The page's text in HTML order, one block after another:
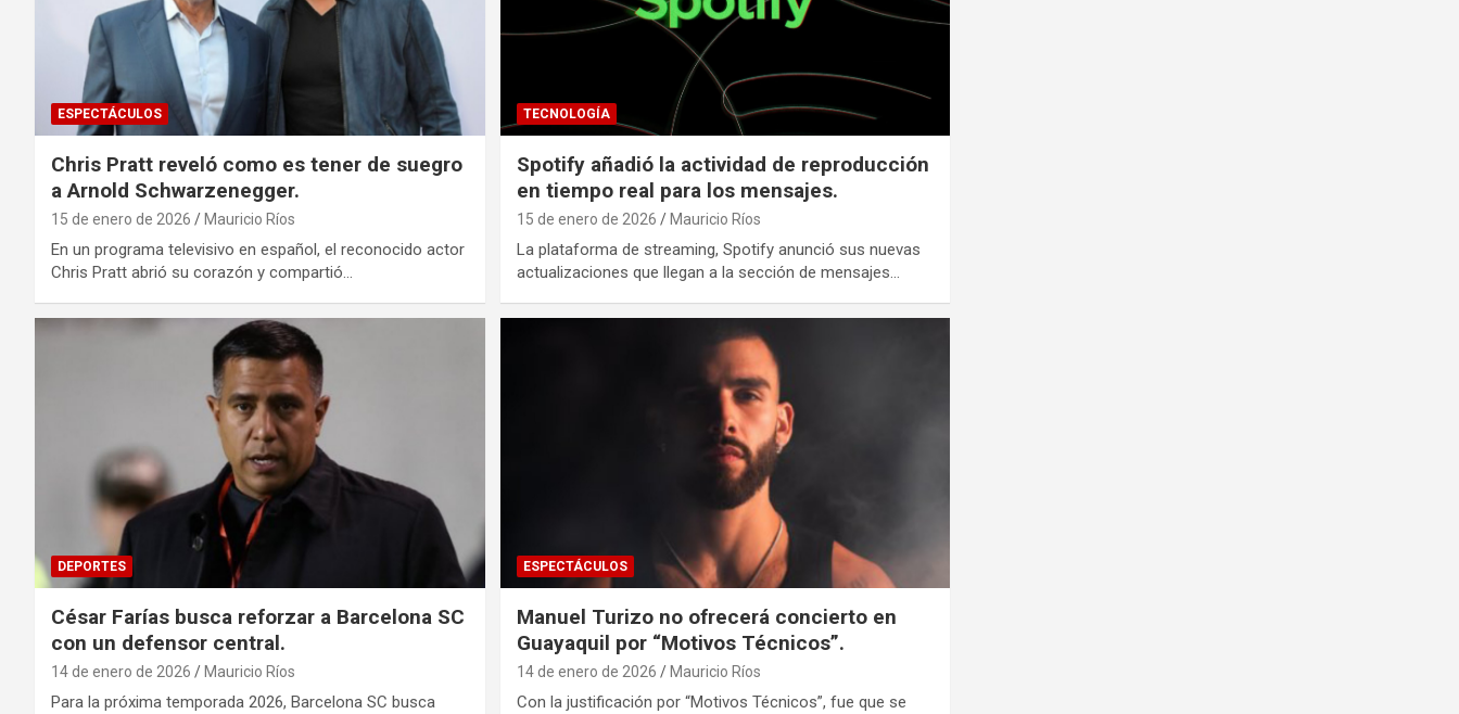
ESPECTÁCULOS
Chris Pratt reveló como es tener de suegro
a Arnold Schwarzenegger.
15 de enero de 2026 Mauricio Ríos
En un programa televisivo en español, el reconocido actor
Chris Pratt abrió su corazón y compartió…
TECNOLOGÍA
Spotify añadió la actividad de reproducción
en tiempo real para los mensajes.
15 de enero de 2026 Mauricio Ríos
La plataforma de streaming, Spotify anunció sus nuevas
actualizaciones que llegan a la sección de mensajes…
DEPORTES
César Farías busca reforzar a Barcelona SC
con un defensor central.
14 de enero de 2026 Mauricio Ríos
Para la próxima temporada 2026, Barcelona SC busca
ESPECTÁCULOS
Manuel Turizo no ofrecerá concierto en
Guayaquil por “Motivos Técnicos”.
14 de enero de 2026 Mauricio Ríos
Con la justificación por “Motivos Técnicos”, fue que se